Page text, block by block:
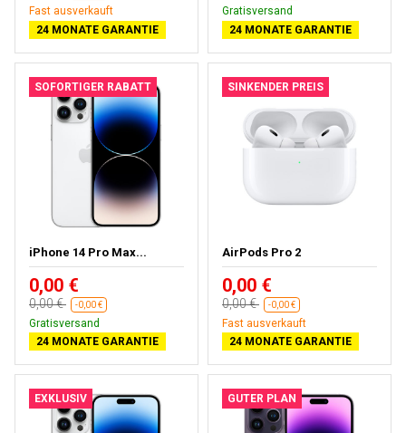
Fast ausverkauft
24 MONATE GARANTIE
Gratisversand
24 MONATE GARANTIE
SOFORTIGER RABATT
iPhone 14 Pro Max...
0,00 €
0,00 € -0,00 €
Gratisversand
24 MONATE GARANTIE
SINKENDER PREIS
AirPods Pro 2
0,00 €
0,00 € -0,00 €
Fast ausverkauft
24 MONATE GARANTIE
EXKLUSIV GUTER PLAN